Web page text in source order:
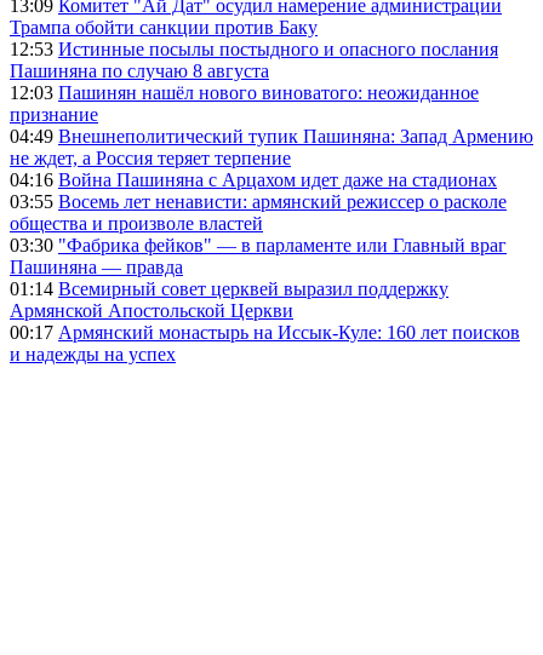
13:09 Комитет "Ай Дат" осудил намерение администрации
Трампа обойти санкции против Баку
12:53 Истинные посылы постыдного и опасного послания
Пашиняна по случаю 8 августа
12:03 Пашинян нашёл нового виноватого: неожиданное
признание
04:49 Внешнеполитический тупик Пашиняна: Запад Армению
не ждет, а Россия теряет терпение
04:16 Война Пашиняна с Арцахом идет даже на стадионах
03:55 Восемь лет ненависти: армянский режиссер о расколе
общества и произволе властей
03:30 "Фабрика фейков" — в парламенте или Главный враг
Пашиняна — правда
01:14 Всемирный совет церквей выразил поддержку
Армянской Апостольской Церкви
00:17 Армянский монастырь на Иссык-Куле: 160 лет поисков
и надежды на успех